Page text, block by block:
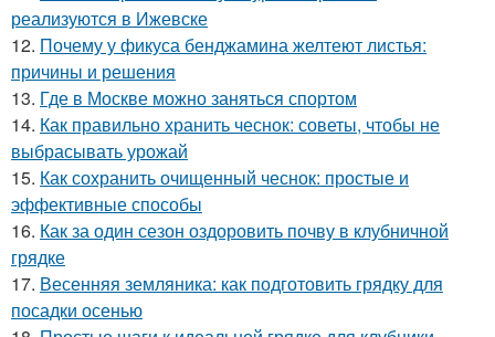
реализуются в Ижевске
12. Почему у фикуса бенджамина желтеют листья:
причины и решения
13. Где в Москве можно заняться спортом
14. Как правильно хранить чеснок: советы, чтобы не
выбрасывать урожай
15. Как сохранить очищенный чеснок: простые и
эффективные способы
16. Как за один сезон оздоровить почву в клубничной
грядке
17. Весенняя земляника: как подготовить грядку для
посадки осенью